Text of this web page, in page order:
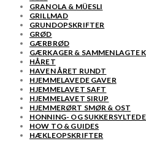
GRANOLA & MÜESLI
GRILLMAD
GRUNDOPSKRIFTER
GRØD
GÆRBRØD
GÆRKAGER & SAMMENLAGTE
HÅRET
HAVEN ÅRET RUNDT
HJEMMELAVEDE GAVER
HJEMMELAVET SAFT
HJEMMELAVET SIRUP
HJEMMERØRT SMØR & OST
HONNING- OG
HOW TO & GUIDES
HÆKLEOPSKRIFTER